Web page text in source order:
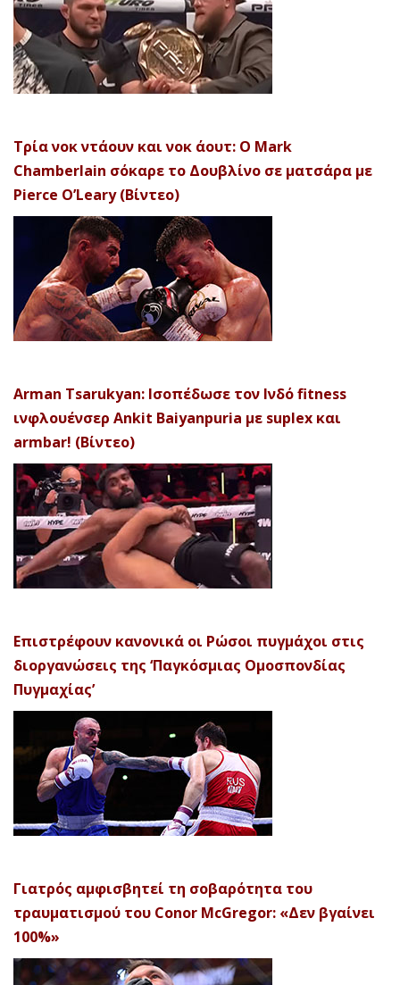
Τρία νοκ ντάουν και νοκ άουτ: Ο Mark
Chamberlain σόκαρε το Δουβλίνο σε ματσάρα με
Pierce O’Leary (Βίντεο)
Arman Tsarukyan: Ισοπέδωσε τον Ινδό fitness
ινφλουένσερ Ankit Baiyanpuria με suplex και
armbar! (Βίντεο)
Επιστρέφουν κανονικά οι Ρώσοι πυγμάχοι στις
διοργανώσεις της ‘Παγκόσμιας Ομοσπονδίας
Πυγμαχίας’
Γιατρός αμφισβητεί τη σοβαρότητα του
τραυματισμού του Conor McGregor: «Δεν βγαίνει
100%»